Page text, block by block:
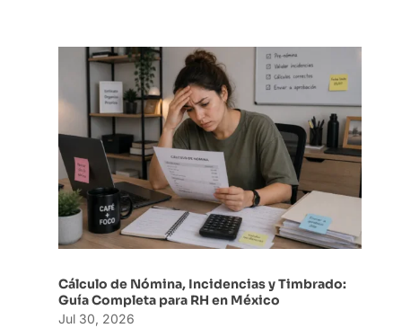
Cálculo de Nómina, Incidencias y Timbrado:
Guía Completa para RH en México
Jul 30, 2026